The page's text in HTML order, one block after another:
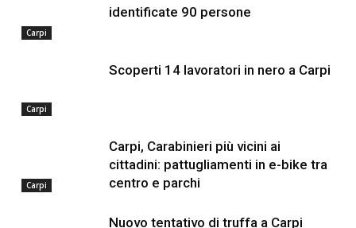
Carpi
identificate 90 persone
Carpi
Scoperti 14 lavoratori in nero a Carpi
Carpi
Carpi, Carabinieri più vicini ai
cittadini: pattugliamenti in e-bike tra
centro e parchi
Nuovo tentativo di truffa a Carpi